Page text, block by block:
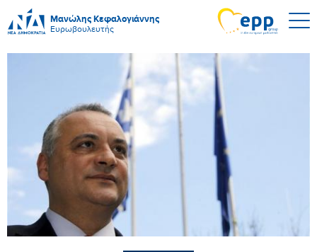
Μανώλης Κεφαλογιάννης
Ευρωβουλευτής